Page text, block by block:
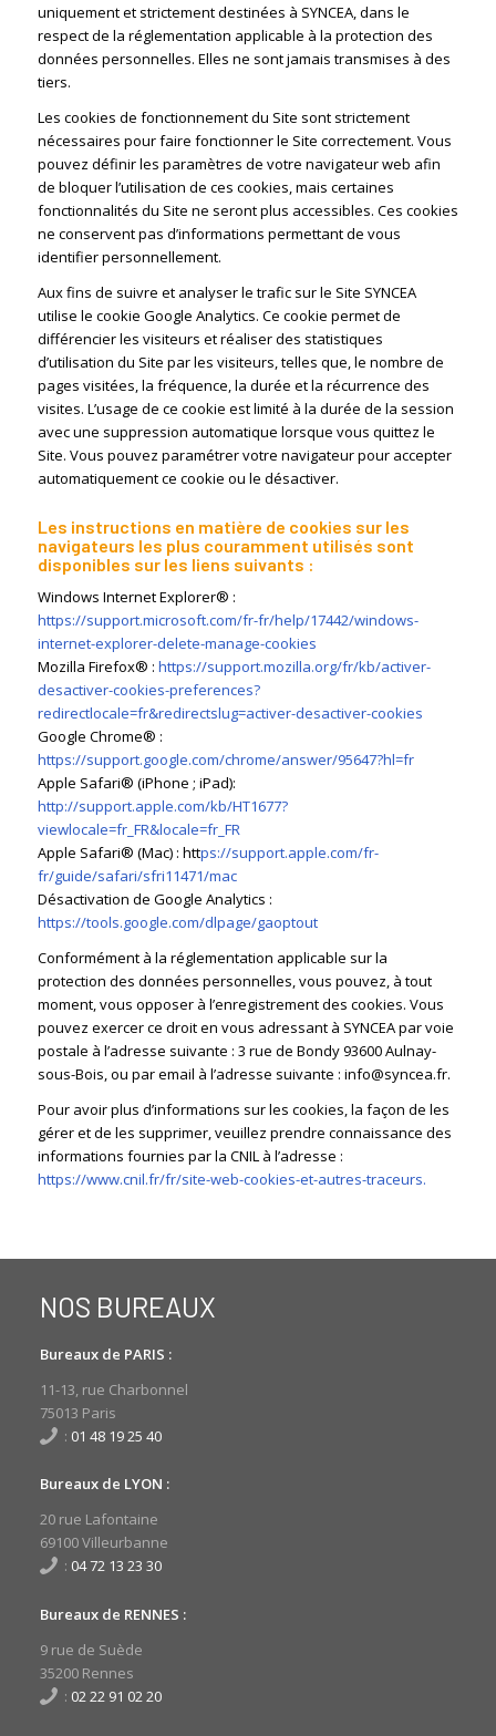
uniquement et strictement destinées à SYNCEA, dans le
respect de la réglementation applicable à la protection des
données personnelles. Elles ne sont jamais transmises à des
tiers.
Les cookies de fonctionnement du Site sont strictement
nécessaires pour faire fonctionner le Site correctement. Vous
pouvez définir les paramètres de votre navigateur web afin
de bloquer l’utilisation de ces cookies, mais certaines
fonctionnalités du Site ne seront plus accessibles. Ces cookies
ne conservent pas d’informations permettant de vous
identifier personnellement.
Aux fins de suivre et analyser le trafic sur le Site SYNCEA
utilise le cookie Google Analytics. Ce cookie permet de
différencier les visiteurs et réaliser des statistiques
d’utilisation du Site par les visiteurs, telles que, le nombre de
pages visitées, la fréquence, la durée et la récurrence des
visites. L’usage de ce cookie est limité à la durée de la session
avec une suppression automatique lorsque vous quittez le
Site. Vous pouvez paramétrer votre navigateur pour accepter
automatiquement ce cookie ou le désactiver.
Les instructions en matière de cookies sur les
navigateurs les plus couramment utilisés sont
disponibles sur les liens suivants :
Windows Internet Explorer® :
https://support.microsoft.com/fr-fr/help/17442/windows-
internet-explorer-delete-manage-cookies
Mozilla Firefox® : https://support.mozilla.org/fr/kb/activer-
desactiver-cookies-preferences?
redirectlocale=fr&redirectslug=activer-desactiver-cookies
Google Chrome® :
https://support.google.com/chrome/answer/95647?hl=fr
Apple Safari® (iPhone ; iPad):
http://support.apple.com/kb/HT1677?
viewlocale=fr_FR&locale=fr_FR
Apple Safari® (Mac) : https://support.apple.com/fr-
fr/guide/safari/sfri11471/mac
Désactivation de Google Analytics :
https://tools.google.com/dlpage/gaoptout
Conformément à la réglementation applicable sur la
protection des données personnelles, vous pouvez, à tout
moment, vous opposer à l’enregistrement des cookies. Vous
pouvez exercer ce droit en vous adressant à SYNCEA par voie
postale à l’adresse suivante : 3 rue de Bondy 93600 Aulnay-
sous-Bois, ou par email à l’adresse suivante : info@syncea.fr.
Pour avoir plus d’informations sur les cookies, la façon de les
gérer et de les supprimer, veuillez prendre connaissance des
informations fournies par la CNIL à l’adresse :
https://www.cnil.fr/fr/site-web-cookies-et-autres-traceurs.
NOS BUREAUX
Bureaux de PARIS :
11-13, rue Charbonnel
75013 Paris
: 01 48 19 25 40
Bureaux de LYON :
20 rue Lafontaine
69100 Villeurbanne
: 04 72 13 23 30
Bureaux de RENNES :
9 rue de Suède
35200 Rennes
: 02 22 91 02 20